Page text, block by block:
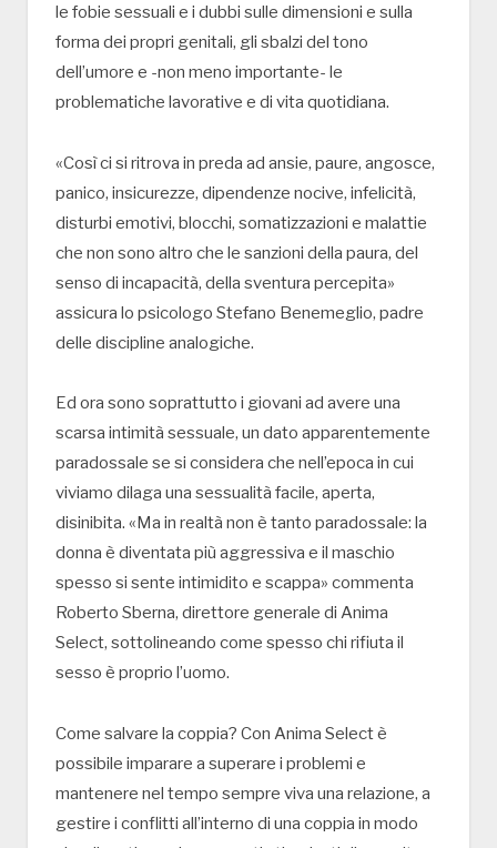
le fobie sessuali e i dubbi sulle dimensioni e sulla
forma dei propri genitali, gli sbalzi del tono
dell’umore e -non meno importante- le
problematiche lavorative e di vita quotidiana.
«Così ci si ritrova in preda ad ansie, paure, angosce,
panico, insicurezze, dipendenze nocive, infelicità,
disturbi emotivi, blocchi, somatizzazioni e malattie
che non sono altro che le sanzioni della paura, del
senso di incapacità, della sventura percepita»
assicura lo psicologo Stefano Benemeglio, padre
delle discipline analogiche.
Ed ora sono soprattutto i giovani ad avere una
scarsa intimità sessuale, un dato apparentemente
paradossale se si considera che nell’epoca in cui
viviamo dilaga una sessualità facile, aperta,
disinibita. «Ma in realtà non è tanto paradossale: la
donna è diventata più aggressiva e il maschio
spesso si sente intimidito e scappa» commenta
Roberto Sberna, direttore generale di Anima
Select, sottolineando come spesso chi rifiuta il
sesso è proprio l’uomo.
Come salvare la coppia? Con Anima Select è
possibile imparare a superare i problemi e
mantenere nel tempo sempre viva una relazione, a
gestire i conflitti all’interno di una coppia in modo